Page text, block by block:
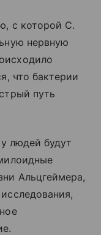
с которой C.
нервную
что бактерии
путь
людей будут
Альцгеймера,